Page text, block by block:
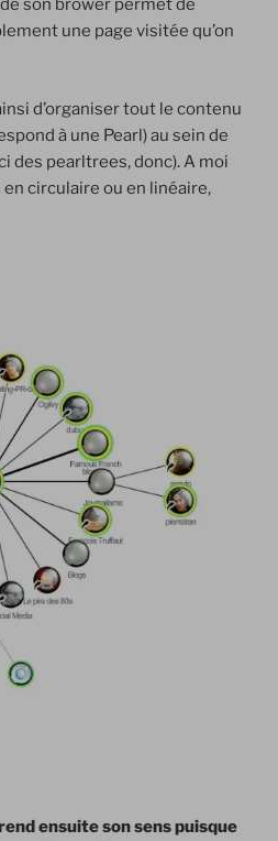
son brower permet de
une page visitée qu’on
d’organiser tout le contenu
à une Pearl) au sein de
des pearltrees, donc). A moi
circulaire ou en linéaire,
ensuite son sens puisque